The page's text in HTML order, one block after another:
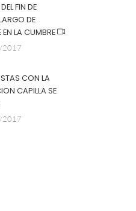
FIN DE
DE
LA CUMBRE
2017
CON LA
CAPILLA SE
2017